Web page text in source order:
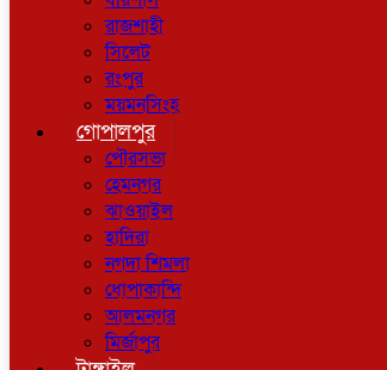
রাজশাহী
সিলেট
রংপুর
ময়মনসিংহ
গোপালপুর
পৌরসভা
হেমনগর
ঝাওয়াইল
হাদিরা
নগদা শিমলা
ধোপাকান্দি
আলমনগর
মির্জাপুর